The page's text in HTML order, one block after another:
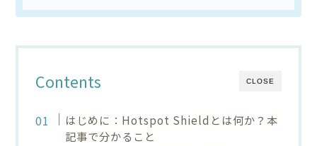
CLOSE
Contents
はじめに：Hotspot Shieldとは何か？本
記事で分かること